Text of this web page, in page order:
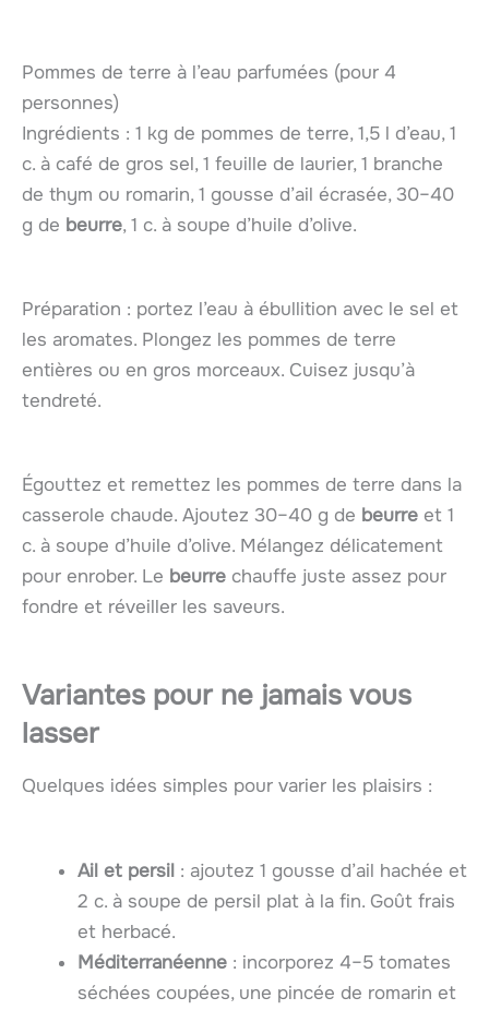
Pommes de terre à l’eau parfumées (pour 4
personnes)
Ingrédients : 1 kg de pommes de terre, 1,5 l d’eau, 1
c. à café de gros sel, 1 feuille de laurier, 1 branche
de thym ou romarin, 1 gousse d’ail écrasée, 30–40
g de beurre, 1 c. à soupe d’huile d’olive.
Préparation : portez l’eau à ébullition avec le sel et
les aromates. Plongez les pommes de terre
entières ou en gros morceaux. Cuisez jusqu’à
tendreté.
Égouttez et remettez les pommes de terre dans la
casserole chaude. Ajoutez 30–40 g de beurre et 1
c. à soupe d’huile d’olive. Mélangez délicatement
pour enrober. Le beurre chauffe juste assez pour
fondre et réveiller les saveurs.
Variantes pour ne jamais vous
lasser
Quelques idées simples pour varier les plaisirs :
Ail et persil : ajoutez 1 gousse d’ail hachée et
2 c. à soupe de persil plat à la fin. Goût frais
et herbacé.
Méditerranéenne : incorporez 4–5 tomates
séchées coupées, une pincée de romarin et